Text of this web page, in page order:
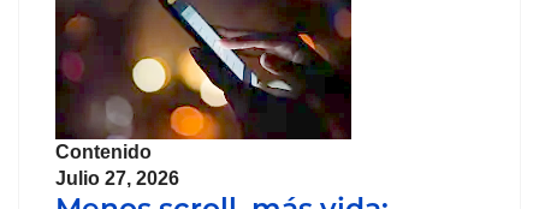
Contenido
Julio 27, 2026